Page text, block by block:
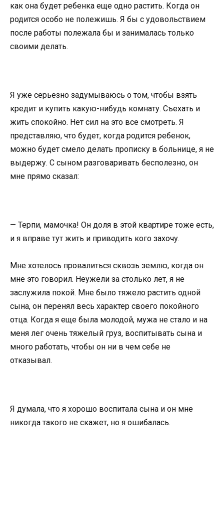
как она будет ребенка еще одно растить. Когда он
родится особо не полежишь. Я бы с удовольствием
после работы полежала бы и занималась только
своими делать.
Я уже серьезно задумываюсь о том, чтобы взять
кредит и купить какую-нибудь комнату. Съехать и
жить спокойно. Нет сил на это все смотреть. Я
представляю, что будет, когда родится ребенок,
можно будет смело делать прописку в больнице, я не
выдержу. С сыном разговаривать бесполезно, он
мне прямо сказал:
— Терпи, мамочка! Он доля в этой квартире тоже есть,
и я вправе тут жить и приводить кого захочу.
Мне хотелось провалиться сквозь землю, когда он
мне это говорил. Неужели за столько лет, я не
заслужила покой. Мне было тяжело растить одной
сына, он перенял весь характер своего покойного
отца. Когда я еще была молодой, мужа не стало и на
меня лег очень тяжелый груз, воспитывать сына и
много работать, чтобы он ни в чем себе не
отказывал.
Я думала, что я хорошо воспитала сына и он мне
никогда такого не скажет, но я ошибалась.